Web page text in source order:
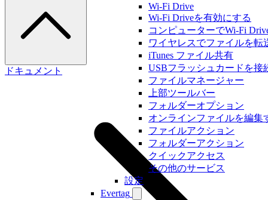
Wi-Fi Drive
Wi-Fi Driveを有効にする
コンピューターでWi-Fi
ワイヤレスでファイルを転
iTunes ファイル共有
USBフラッシュカードを接
ファイルマネージャー
上部ツールバー
フォルダーオプション
オンラインファイルを編集
ファイルアクション
フォルダーアクション
クイックアクセス
その他のサービス
設定
Evertag
ドキュメント